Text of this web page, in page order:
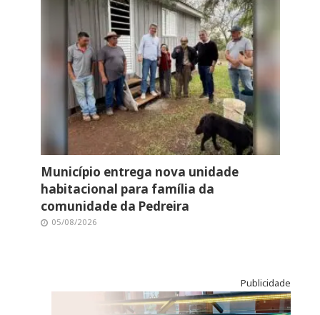
Município entrega nova unidade
habitacional para família da
comunidade da Pedreira
05/08/2026
Publicidade